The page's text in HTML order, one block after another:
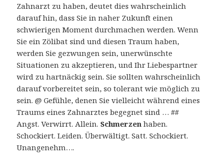
Zahnarzt zu haben, deutet dies wahrscheinlich
darauf hin, dass Sie in naher Zukunft einen
schwierigen Moment durchmachen werden. Wenn
Sie ein Zölibat sind und diesen Traum haben,
werden Sie gezwungen sein, unerwünschte
Situationen zu akzeptieren, und Ihr Liebespartner
wird zu hartnäckig sein. Sie sollten wahrscheinlich
darauf vorbereitet sein, so tolerant wie möglich zu
sein. @ Gefühle, denen Sie vielleicht während eines
Traums eines Zahnarztes begegnet sind … ##
Angst. Verwirrt. Allein. Schmerzen haben.
Schockiert. Leiden. Überwältigt. Satt. Schockiert.
Unangenehm….